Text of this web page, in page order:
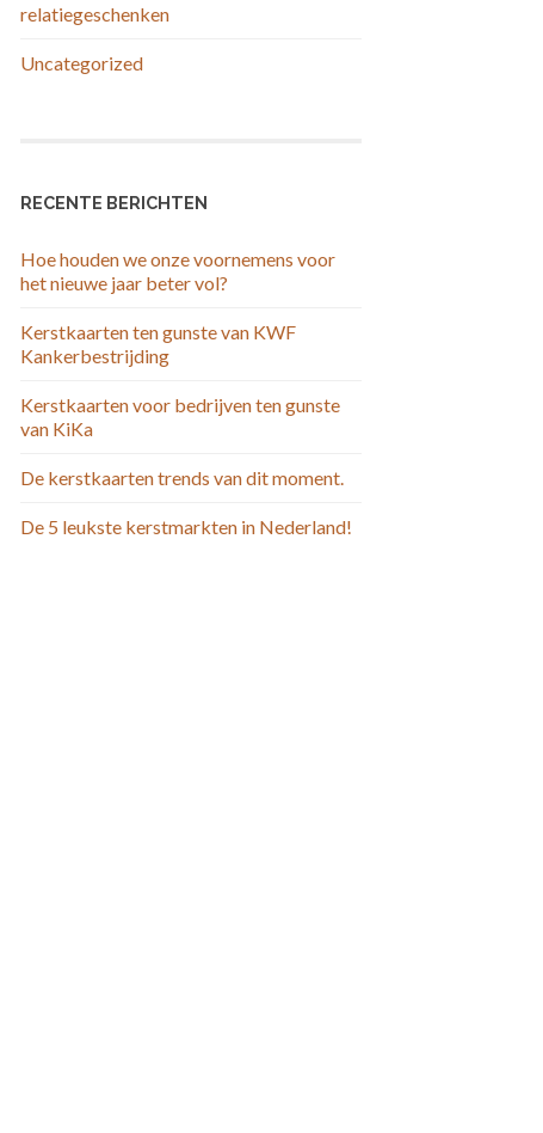
relatiegeschenken
Uncategorized
RECENTE BERICHTEN
Hoe houden we onze voornemens voor
het nieuwe jaar beter vol?
Kerstkaarten ten gunste van KWF
Kankerbestrijding
Kerstkaarten voor bedrijven ten gunste
van KiKa
De kerstkaarten trends van dit moment.
De 5 leukste kerstmarkten in Nederland!